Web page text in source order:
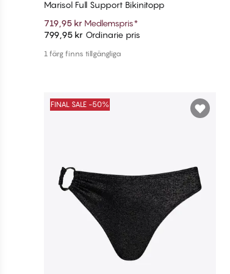
Lägg till i varukorg
Marisol Full Support Bikinitopp
719,95 kr Medlemspris*
799,95 kr Ordinarie pris
1 färg finns tillgängliga
FINAL SALE -50%